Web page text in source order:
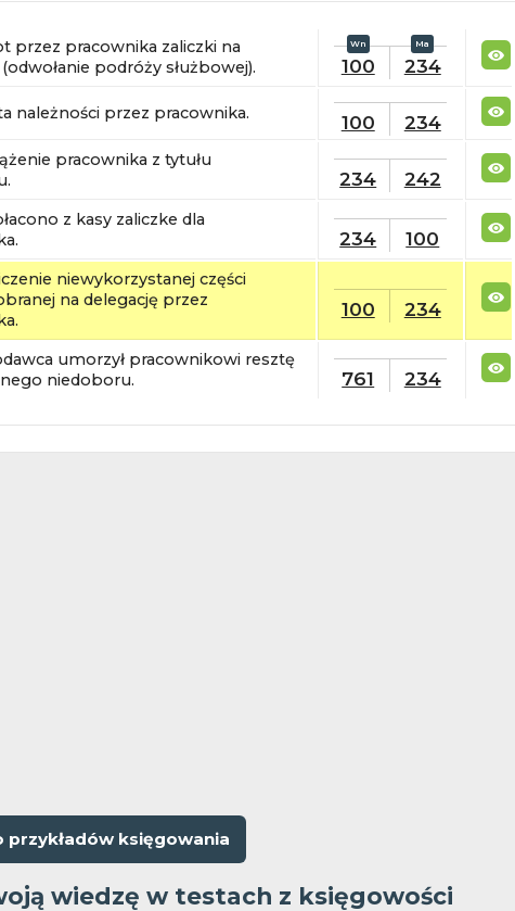
przez pracownika zaliczki na
podróży służbowej).
100 234
należności przez pracownika. 100 234
pracownika z tytułu
234 242
z kasy zaliczke dla
234 100
niewykorzystanej części
na delegację przez
100 234
umorzył pracownikowi resztę
niedoboru.
761 234
przykładów księgowania
wiedzę w testach z księgowości